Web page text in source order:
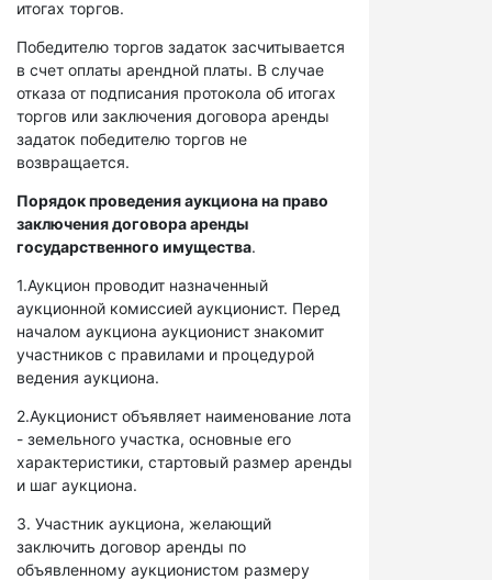
итогах торгов.
Победителю торгов задаток засчитывается
в счет оплаты арендной платы. В случае
отказа от подписания протокола об итогах
торгов или заключения договора аренды
задаток победителю торгов не
возвращается.
Порядок проведения аукциона на право
заключения договора аренды
государственного имущества.
1.Аукцион проводит назначенный
аукционной комиссией аукционист. Перед
началом аукциона аукционист знакомит
участников с правилами и процедурой
ведения аукциона.
2.Аукционист объявляет наименование лота
- земельного участка, основные его
характеристики, стартовый размер аренды
и шаг аукциона.
3. Участник аукциона, желающий
заключить договор аренды по
объявленному аукционистом размеру